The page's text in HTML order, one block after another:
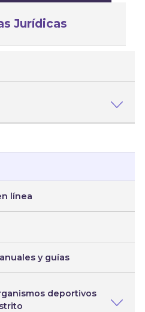
Jurídicas
línea
y guías
deportivos